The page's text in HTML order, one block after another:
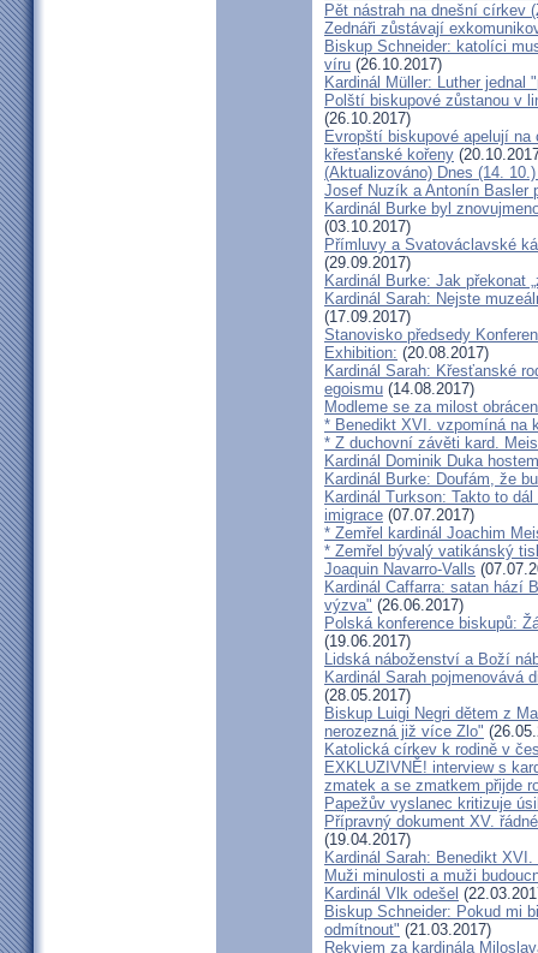
Pět nástrah na dnešní církev
Zednáři zůstávají
Biskup Schneider: katolíci
víru (26.10.2017)
Kardinál Müller: Luther jednal
Polští biskupové zůstanou v
(26.10.2017)
Evropští biskupové apelují
křesťanské kořeny
(Aktualizováno) Dnes (14.
Josef Nuzík a Antonín Basler
Kardinál Burke byl
(03.10.2017)
Přímluvy a Svatováclavské
(29.09.2017)
Kardinál Burke: Jak překonat
Kardinál Sarah: Nejste
(17.09.2017)
Stanovisko předsedy
Exhibition: (20.08.2017)
Kardinál Sarah: Křesťanské
egoismu (14.08.2017)
Modleme se za milost
* Benedikt XVI. vzpomíná na
* Z duchovní závěti kard.
Kardinál Dominik Duka
Kardinál Burke: Doufám, že
Kardinál Turkson: Takto to
imigrace (07.07.2017)
* Zemřel kardinál Joachim
* Zemřel bývalý vatikánský
Joaquin Navarro-Valls
Kardinál Caffarra: satan hází
výzva" (26.06.2017)
Polská konference biskupů:
(19.06.2017)
Lidská náboženství a Boží
Kardinál Sarah pojmenovává
(28.05.2017)
Biskup Luigi Negri dětem z
nerozezná již více Zlo"
Katolická církev k rodině v
EXKLUZIVNĚ! interview s
zmatek a se zmatkem přijde
Papežův vyslanec kritizuje
Přípravný dokument XV.
(19.04.2017)
Kardinál Sarah: Benedikt
Muži minulosti a muži
Kardinál Vlk odešel
Biskup Schneider: Pokud mi
odmítnout" (21.03.2017)
Rekviem za kardinála